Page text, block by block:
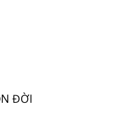
ĐỜI